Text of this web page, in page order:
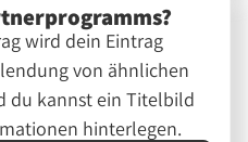
wird dein Eintrag
von ähnlichen
du kannst ein Titelbild
hinterlegen.